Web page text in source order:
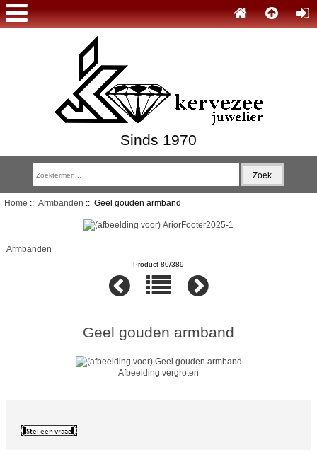
Sinds 1970
Home :: Armbanden :: Geel gouden armband
Armbanden
Product 80/389
Geel gouden armband
Afbeelding vergroten